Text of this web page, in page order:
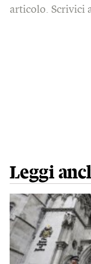
articolo. Scrivici
Leggi